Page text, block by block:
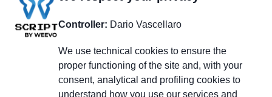
Pagina Facebook
X.com
Controller: Dario Vascellaro
We use technical cookies to ensure the
proper functioning of the site and, with your
consent, analytical and profiling cookies to
understand how you use our services and